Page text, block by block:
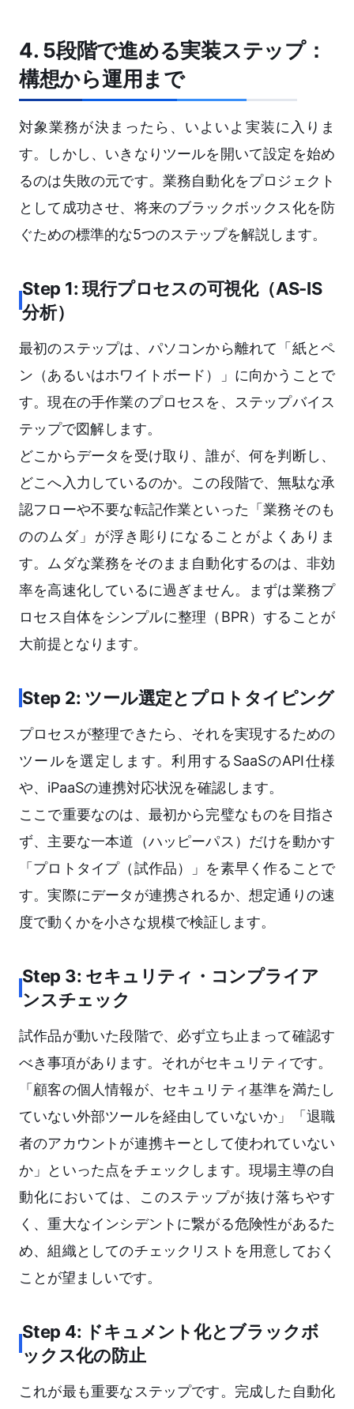
4. 5段階で進める実装ステップ：
構想から運用まで
対象業務が決まったら、いよいよ実装に入りま
す。しかし、いきなりツールを開いて設定を始め
るのは失敗の元です。業務自動化をプロジェクト
として成功させ、将来のブラックボックス化を防
ぐための標準的な5つのステップを解説します。
Step 1: 現行プロセスの可視化（AS-IS
分析）
最初のステップは、パソコンから離れて「紙とペ
ン（あるいはホワイトボード）」に向かうことで
す。現在の手作業のプロセスを、ステップバイス
テップで図解します。
どこからデータを受け取り、誰が、何を判断し、
どこへ入力しているのか。この段階で、無駄な承
認フローや不要な転記作業といった「業務そのも
ののムダ」が浮き彫りになることがよくありま
す。ムダな業務をそのまま自動化するのは、非効
率を高速化しているに過ぎません。まずは業務プ
ロセス自体をシンプルに整理（BPR）することが
大前提となります。
Step 2: ツール選定とプロトタイピング
プロセスが整理できたら、それを実現するための
ツールを選定します。利用するSaaSのAPI仕様
や、iPaaSの連携対応状況を確認します。
ここで重要なのは、最初から完璧なものを目指さ
ず、主要な一本道（ハッピーパス）だけを動かす
「プロトタイプ（試作品）」を素早く作ることで
す。実際にデータが連携されるか、想定通りの速
度で動くかを小さな規模で検証します。
Step 3: セキュリティ・コンプライア
ンスチェック
試作品が動いた段階で、必ず立ち止まって確認す
べき事項があります。それがセキュリティです。
「顧客の個人情報が、セキュリティ基準を満たし
ていない外部ツールを経由していないか」「退職
者のアカウントが連携キーとして使われていない
か」といった点をチェックします。現場主導の自
動化においては、このステップが抜け落ちやす
く、重大なインシデントに繋がる危険性があるた
め、組織としてのチェックリストを用意しておく
ことが望ましいです。
Step 4: ドキュメント化とブラックボ
ックス化の防止
これが最も重要なステップです。完成した自動化